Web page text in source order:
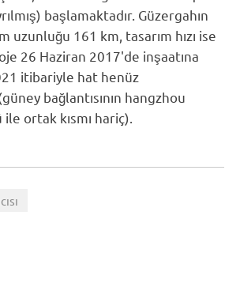
başlamaktadır. Güzergahın
uzunluğu 161 km, tasarım hızı ise
26 Haziran 2017'de inşaatına
itibariyle hat henüz
bağlantısının hangzhou
ortak kısmı hariç).